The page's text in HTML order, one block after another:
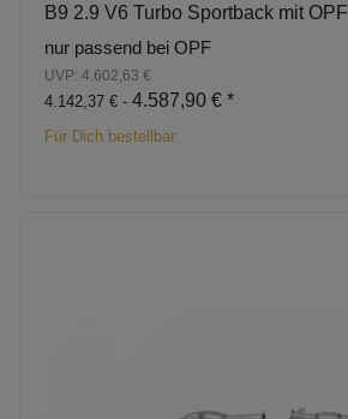
B9 2.9 V6 Turbo Sportback mit OPF
nur passend bei OPF
UVP: 4.602,63 €
4.142,37 € - 4.587,90 € *
Für Dich bestellbar